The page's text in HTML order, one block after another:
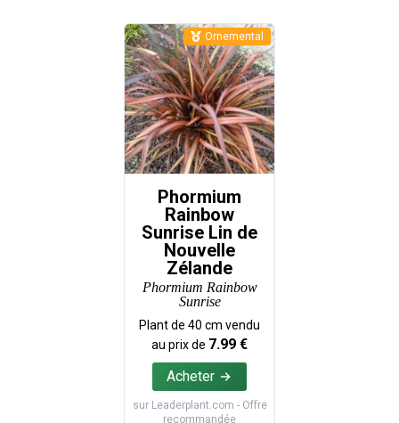
Phormium
Rainbow
Sunrise Lin de
Nouvelle
Zélande
Phormium Rainbow
Sunrise
Plant de 40 cm vendu
au prix de 7.99 €
Acheter
sur Leaderplant.com - Offre
recommandée
Ornemental